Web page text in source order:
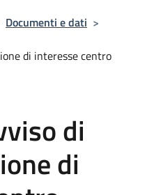
Documenti e dati >
di interesse centro
di
di